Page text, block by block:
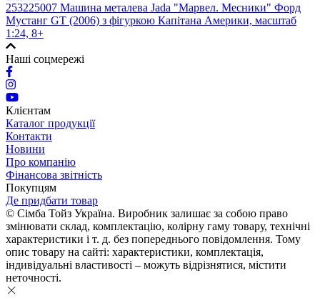
253225007 Машина металева Jada "Марвел. Месники" Форд
Мустанг GT (2006) з фігуркою Капітана Америки, масштаб
1:24, 8+
Наші соцмережі
Клієнтам
Каталог продукції
Контакти
Новини
Про компанію
Фінансова звітність
Покупцям
Де придбати товар
© Сімба Тойз Україна. Виробник залишає за собою право
змінювати склад, комплектацію, колірну гаму товару, технічні
характеристики і т. д. без попереднього повідомлення. Тому
опис товару на сайті: характеристики, комплектація,
індивідуальні властивості – можуть відрізнятися, містити
неточності.